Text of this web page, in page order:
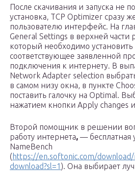
После скачивания и запуска не
установка, TCP Optimizer сразу
пользователю интерфейс. На
General Settings в верхней части
который необходимо
соответствующее заявленной
подключения к интернету. В
Network Adapter selection
в самом низу окна, в пункте
поставить галочку на Optimal.
нажатием кнопки Apply changes
Второй помощник в решении
работу интернета, — бесплатная
NameBench
(https://en.softonic.com/
download?sl=1). Она выбирает